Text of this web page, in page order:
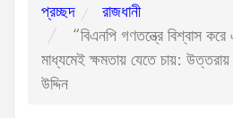
প্রচ্ছদ
রাজধানী
“বিএনপি গণতন্ত্রে বিশ্বাস
মাধ্যমেই ক্ষমতায় যেতে চায়:
উদ্দিন